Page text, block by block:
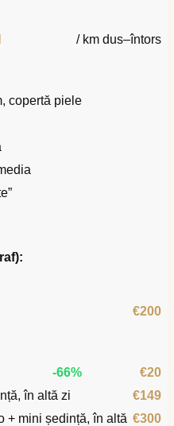
/ km dus–întors
copertă piele
€200
-66%
€20
în altă zi
€149
+ mini ședință, în altă €300